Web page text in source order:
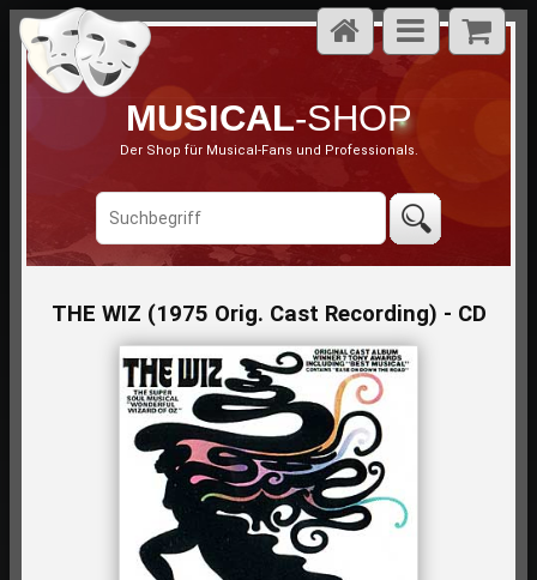
MUSICAL-SHOP
Der Shop für Musical-Fans und Professionals.
THE WIZ (1975 Orig. Cast Recording) - CD